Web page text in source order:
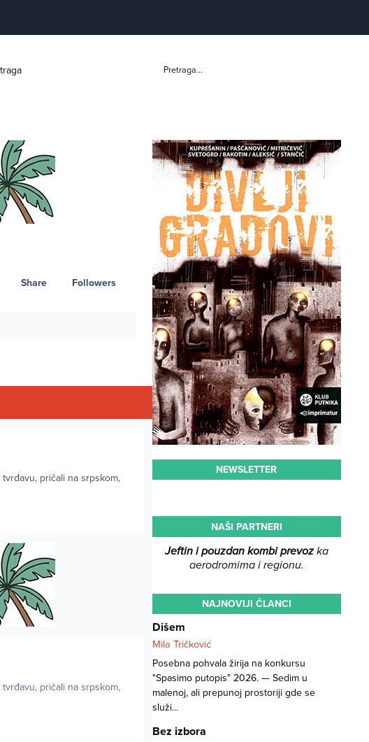
Pretraga...
Share Followers
pričali na srpskom,
pričali na srpskom,
NEWSLETTER
NAŠI PARTNERI
Jeftin i pouzdan kombi prevozka
aerodromima i regionu.
NAJNOVIJI ČLANCI
Dišem
Mila Tričković
Posebna pohvala žirija na konkursu
"Spasimo putopis" 2026. — Sedim u
malenoj, ali prepunoj prostoriji gde se
služi...
Bez izbora